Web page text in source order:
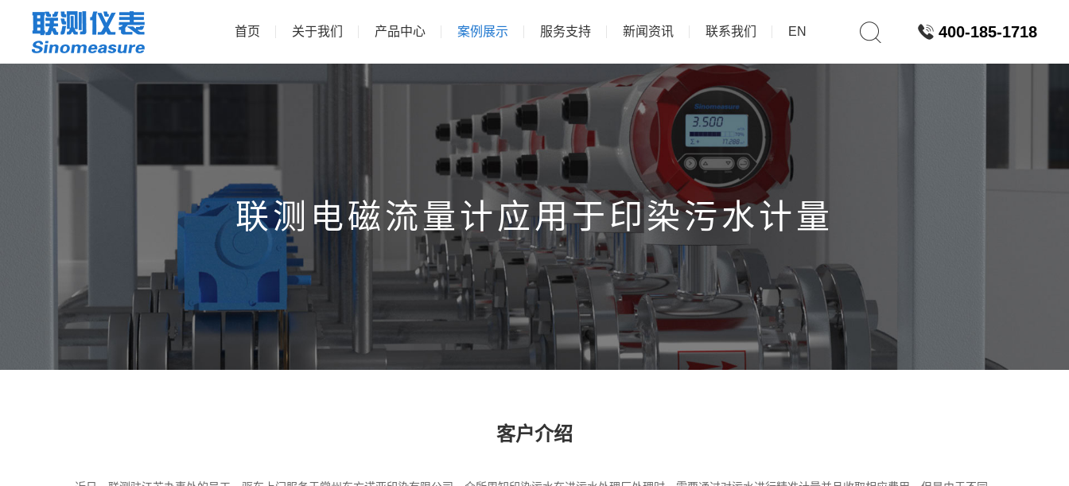
首页 关于我们 产品中心 案例展示 服务支持 新闻资讯 联系我们 EN 400-185-1718
联测电磁流量计应用于印染污水计量
客户介绍